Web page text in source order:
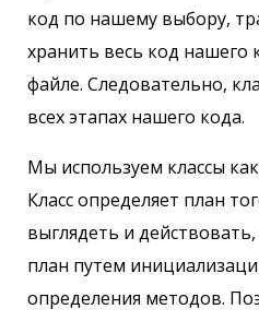
код по нашему выбору,
хранить весь код нашего
файле. Следовательно,
всех этапах нашего кода.
Мы используем классы
Класс определяет план
выглядеть и
план путем
определения методов.